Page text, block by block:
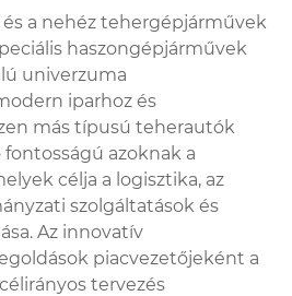
a nehéz tehergépjárművek
haszongépjárművek
univerzuma
iparhoz és
más típusú teherautók
azoknak a
célja a logisztika, az
szolgáltatások és
Az innovatív
piacvezetőjeként a
tervezés